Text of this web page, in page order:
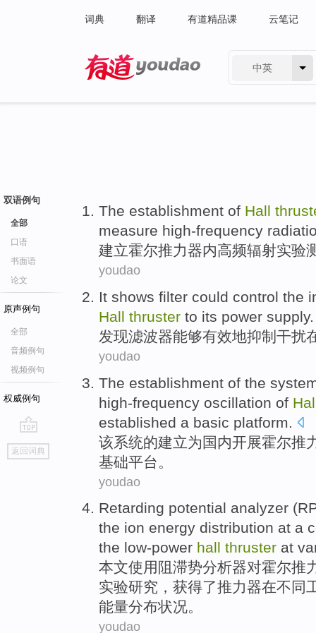
词典 翻译 有道精品课 云笔记
中英
双语例句
全部
口语
书面语
论文
原声例句
全部
音频例句
视频例句
权威例句
go
top
返回词典
The establishment of Hall
measure high-frequency
建立霍尔推力器内高频辐射实验
youdao
It shows filter could control the
Hall thruster to its power supply.
发现滤波器能够有效地抑制干扰
youdao
The establishment of the
high-frequency oscillation of
established a basic platform
该系统的建立为 国内开展霍尔推
基础平台。
youdao
Retarding potential analyzer
the ion energy distribution at a
the low-power hall thruster at
本文使用 阻滞势分析器对霍尔推
实验研究，获得了推力器在不同
能量分布状况。
youdao